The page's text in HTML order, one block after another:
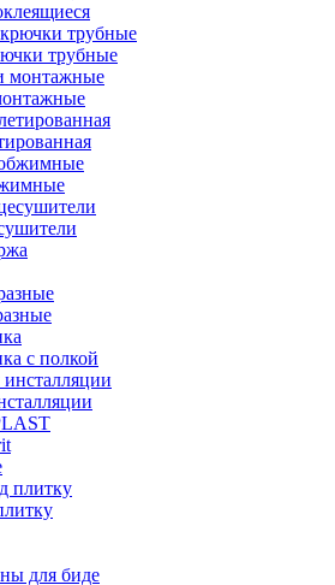
трубные
с полкой
для биде